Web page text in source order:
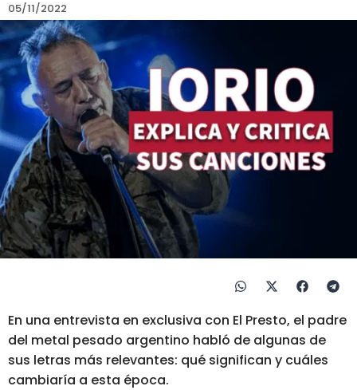
05/11/2022
En una entrevista en exclusiva con El Presto, el padre
del metal pesado argentino habló de algunas de
sus letras más relevantes: qué significan y cuáles
cambiaría a esta época.